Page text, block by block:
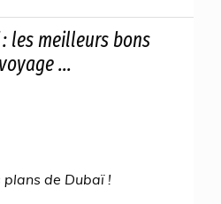
les meilleurs bons
...
plans de Dubaï !